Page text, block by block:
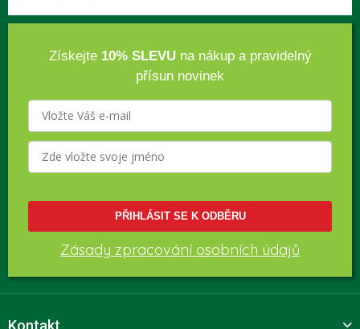
Získejte 10% SLEVUna nákup a pravidelný
přísun novinek
PŘIHLÁSIT SE K ODBĚRU
Zásady zpracování osobních údajů
Kontakt